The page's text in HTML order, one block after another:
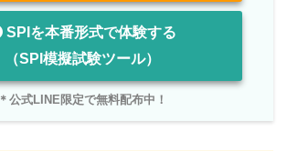
SPIを本番形式で体験する
（SPI模擬試験ツール）
＊公式LINE限定で無料配布中！